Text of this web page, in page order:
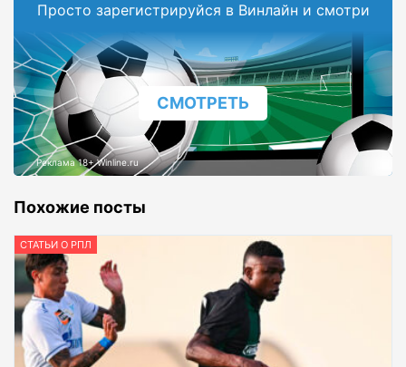
Просто зарегистрируйся в Винлайн и смотри
СМОТРЕТЬ
Реклама 18+ Winline.ru
Похожие посты
СТАТЬИ О РПЛ